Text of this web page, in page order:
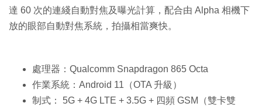
達 60 次的連綫自動對焦及曝光計算，配合由 Alpha 相機下
放的眼部自動對焦系統，拍攝相當爽快。
處理器：Qualcomm Snapdragon 865 Octa
作業系統：Android 11（OTA 升級）
制式： 5G + 4G LTE + 3.5G + 四頻 GSM（雙卡雙